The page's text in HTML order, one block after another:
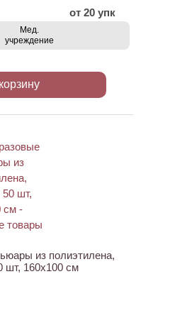
от 20 упк
Мед.
учреждение
из полиэтилена,
шт, 160х100 см